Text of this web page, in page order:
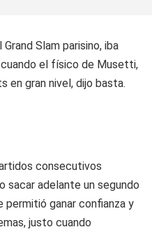
Slam parisino, iba
el físico de Musetti,
en gran nivel, dijo basta.
consecutivos
sacar adelante un segundo
permitió ganar confianza y
justo cuando